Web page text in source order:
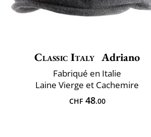
Classic Italy Adriano
Fabriqué en Italie
Laine Vierge et Cachemire
CHF48.00